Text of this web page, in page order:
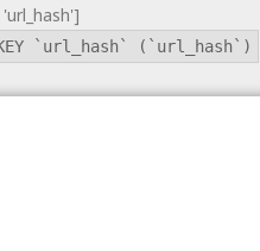
KEY `url_hash` (`url_hash`)